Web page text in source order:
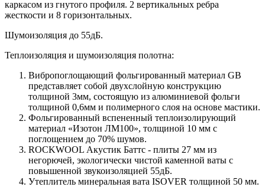
каркасом из гнутого профиля. 2 вертикальных ребра
жесткости и 8 горизонтальных.
Шумоизоляция до 55дБ.
Теплоизоляция и шумоизоляция полотна:
Вибропоглощающий фольгированный материал GB
представляет собой двухслойную конструкцию
толщиной 3мм, состоящую из алюминиевой фольги
толщиной 0,6мм и полимерного слоя на основе мастики.
Фольгированный вспененный теплоизолирующий
материал «Изотон ЛМ100», толщиной 10 мм с
поглощением до 70% шумов.
ROCKWOOL Акустик Баттс - плиты 27 мм из
негорючей, экологически чистой каменной ваты с
повышенной звукоизоляцией 55дБ.
Утеплитель минеральная вата ISOVER толщиной 50 мм.